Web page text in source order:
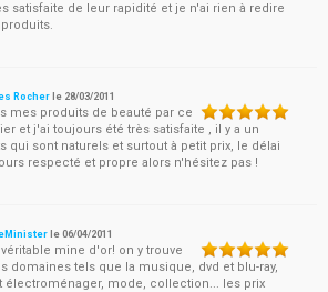
satisfaite de leur rapidité et je n'ai rien à redire
Rocher le 28/03/2011
mes produits de beauté par ce
et j'ai toujours été très satisfaite , il y a un
qui sont naturels et surtout à petit prix, le délai
respecté et propre alors n'hésitez pas !
le06/04/2011
mine d'or! on y trouve
domaines tels que la musique, dvd et blu-ray,
électroménager, mode, collection... les prix